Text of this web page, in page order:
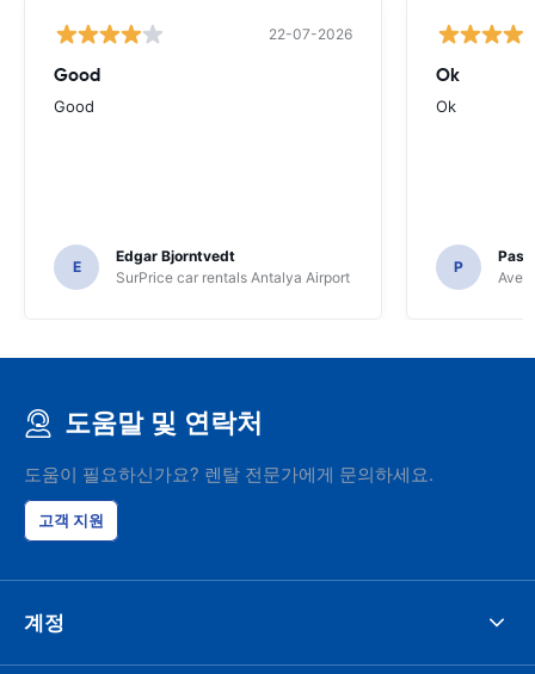
22-07-2026
Good
Good
E
Edgar Bjorntvedt
SurPrice car rentals Antalya Airport
Ok
Ok
P
Avec
도움말 및 연락처
도움이 필요하신가요? 렌탈 전문가에게 문의하세요.
고객 지원
계정